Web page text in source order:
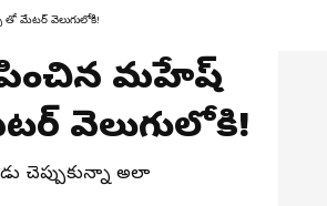
మేటర్ వెలుగులోకి!
మహేష్
వెలుగులోకి!
చెప్పుకున్నా అలా